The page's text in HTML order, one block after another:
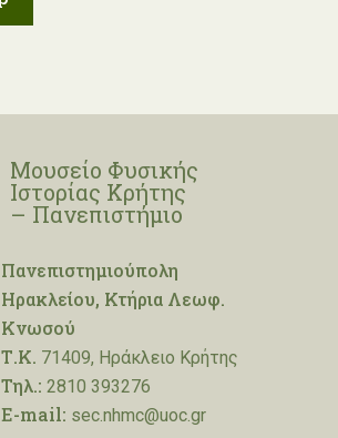
Μουσείο Φυσικής
Ιστορίας Κρήτης
– Πανεπιστήμιο
Πανεπιστημιούπολη
Ηρακλείου, Κτήρια Λεωφ.
Κνωσού
Τ.Κ. 71409, Ηράκλειο Κρήτης
Τηλ.: 2810 393276
E-mail: sec.nhmc@uoc.gr